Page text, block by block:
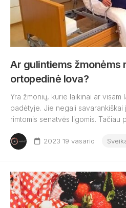
Ar gulintiems žmonėms
ortopedinė lova?
Yra žmonių, kurie laikinai ar visam
padėtyje. Jie negali savarankiškai
rimtomis senatvės ligomis. Tačiau
2023 19 vasario